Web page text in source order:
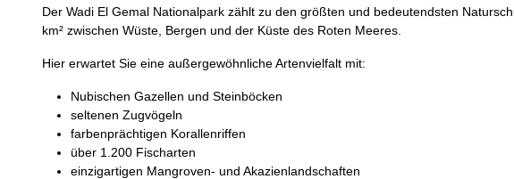
Der Wadi El Gemal Nationalpark zählt zu den größten und bedeutendsten
km² zwischen Wüste, Bergen und der Küste des Roten Meeres.
Hier erwartet Sie eine außergewöhnliche Artenvielfalt mit:
Nubischen Gazellen und Steinböcken
seltenen Zugvögeln
farbenprächtigen Korallenriffen
über 1.200 Fischarten
einzigartigen Mangroven- und Akazienlandschaften